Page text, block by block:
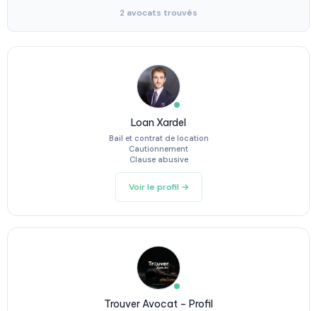
2 avocats trouvés
Loan Xardel
Bail et contrat de location
Cautionnement
Clause abusive
Voir le profil →
Trouver Avocat – Profil